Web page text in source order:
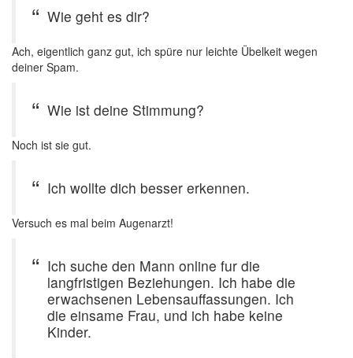
Wie geht es dir?
Ach, eigentlich ganz gut, ich spüre nur leichte Übelkeit wegen
deiner Spam.
Wie ist deine Stimmung?
Noch ist sie gut.
Ich wollte dich besser erkennen.
Versuch es mal beim Augenarzt!
Ich suche den Mann online fur die
langfristigen Beziehungen. Ich habe die
erwachsenen Lebensauffassungen. Ich
die einsame Frau, und ich habe keine
Kinder.